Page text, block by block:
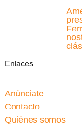
Enlaces
Anúnciate
Contacto
Quiénes somos